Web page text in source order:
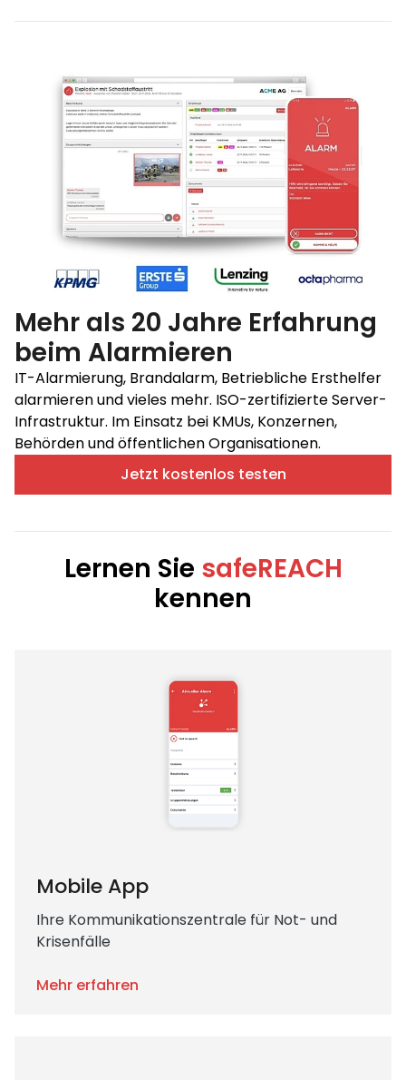
Mehr als 20 Jahre Erfahrung
beim Alarmieren
IT-Alarmierung, Brandalarm, Betriebliche Ersthelfer
alarmieren und vieles mehr. ISO-zertifizierte Server-
Infrastruktur. Im Einsatz bei KMUs, Konzernen,
Behörden und öffentlichen Organisationen.
Jetzt kostenlos testen
Lernen Sie safeREACH
kennen
Mobile App
Ihre Kommunikationszentrale für Not- und
Krisenfälle
Mehr erfahren